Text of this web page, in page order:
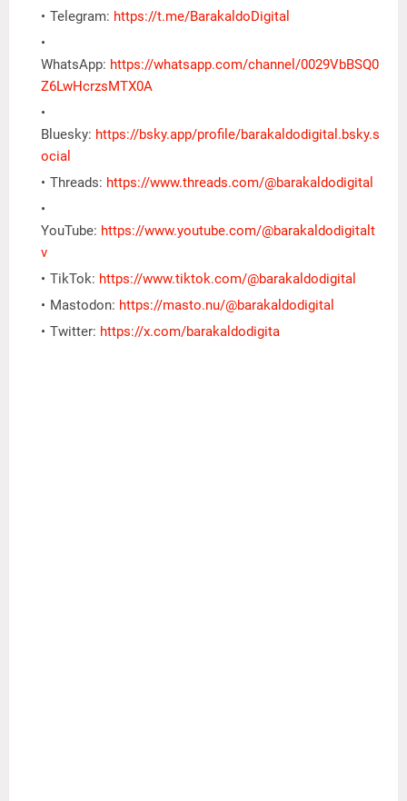
Telegram: https://t.me/BarakaldoDigital
WhatsApp: https://whatsapp.com/channel/0029VbBSQ0
Z6LwHcrzsMTX0A
Bluesky: https://bsky.app/profile/barakaldodigital.bsky.s
ocial
Threads: https://www.threads.com/@barakaldodigital
YouTube: https://www.youtube.com/@barakaldodigitalt
v
TikTok: https://www.tiktok.com/@barakaldodigital
Mastodon: https://masto.nu/@barakaldodigital
Twitter: https://x.com/barakaldodigita